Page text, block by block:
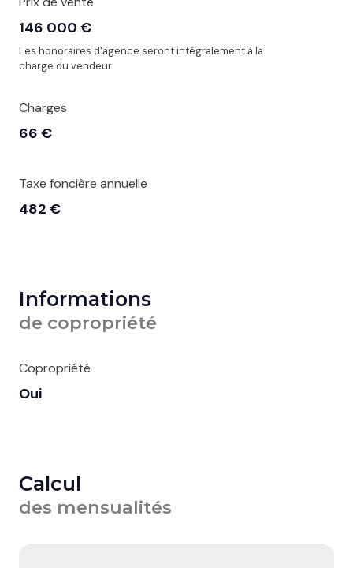
146 000 €
Les honoraires d'agence seront intégralement à la
charge du vendeur
Charges
66 €
Taxe foncière annuelle
482 €
Informations
de copropriété
Copropriété
Oui
Calcul
des mensualités